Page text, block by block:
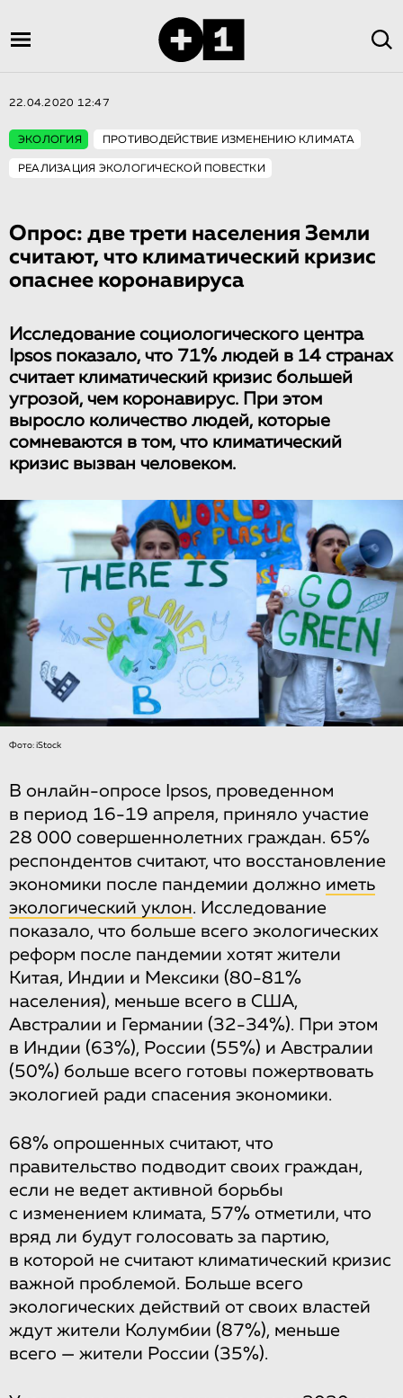
22.04.2020 12:47
ЭКОЛОГИЯ ПРОТИВОДЕЙСТВИЕ ИЗМЕНЕНИЮ КЛИМАТА
РЕАЛИЗАЦИЯ ЭКОЛОГИЧЕСКОЙ ПОВЕСТКИ
Опрос: две трети населения Земли
считают, что климатический кризис
опаснее коронавируса
Исследование социологического центра
Ipsos показало, что 71% людей в 14 странах
считает климатический кризис большей
угрозой, чем коронавирус. При этом
выросло количество людей, которые
сомневаются в том, что климатический
кризис вызван человеком.
Фото: iStock
В онлайн-опросе Ipsos, проведенном
в период 16-19 апреля, приняло участие
28 000 совершеннолетних граждан. 65%
респондентов считают, что восстановление
экономики после пандемии должно иметь
экологический уклон. Исследование
показало, что больше всего экологических
реформ после пандемии хотят жители
Китая, Индии и Мексики (80-81%
населения), меньше всего в США,
Австралии и Германии (32-34%). При этом
в Индии (63%), России (55%) и Австралии
(50%) больше всего готовы пожертвовать
экологией ради спасения экономики.
68% опрошенных считают, что
правительство подводит своих граждан,
если не ведет активной борьбы
с изменением климата, 57% отметили, что
вряд ли будут голосовать за партию,
в которой не считают климатический кризис
важной проблемой. Больше всего
экологических действий от своих властей
ждут жители Колумбии (87%), меньше
всего — жители России (35%).